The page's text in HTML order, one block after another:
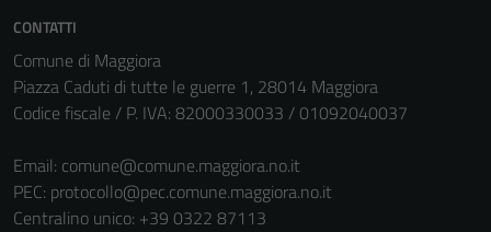
CONTATTI
Comune di Maggiora
Piazza Caduti di tutte le guerre 1, 28014 Maggiora
Codice fiscale / P. IVA: 82000330033 / 01092040037
Email: comune@comune.maggiora.no.it
PEC: protocollo@pec.comune.maggiora.no.it
Centralino unico: +39 0322 87113